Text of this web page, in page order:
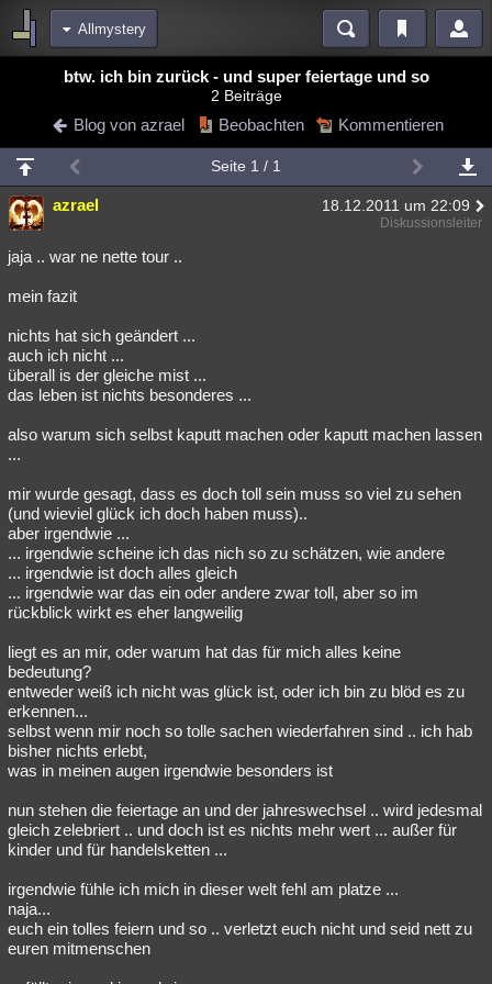
Allmystery
Bereiche
Blogs
Chat Wiki Neuigkeiten
meine Rubriken
Menschen Mystery Kriminalfälle
Spiritualität Verschwörungen
Natur
weitere Rubriken
Philosophie
Astronomie Helpdesk Gruppen
Verbesserungen Allmystery
Besucht Teilgenommen Alle Neue
Lesenswert Schlüsselwörter
btw. ich bin zurück - und super feiertage und so
2 Beiträge
Blog von azrael Beobachten Kommentieren
Seite 1 / 1
azrael 18.12.2011 um 22:09
Diskussionsleiter
jaja .. war ne nette tour ..
mein fazit
nichts hat sich geändert ...
auch ich nicht ...
überall is der gleiche mist ...
das leben ist nichts besonderes ...
also warum sich selbst kaputt machen oder kaputt machen lassen
...
mir wurde gesagt, dass es doch toll sein muss so viel zu sehen
(und wieviel glück ich doch haben muss)..
aber irgendwie ...
... irgendwie scheine ich das nich so zu schätzen, wie andere
... irgendwie ist doch alles gleich
... irgendwie war das ein oder andere zwar toll, aber so im
rückblick wirkt es eher langweilig
liegt es an mir, oder warum hat das für mich alles keine
bedeutung?
entweder weiß ich nicht was glück ist, oder ich bin zu blöd es zu
erkennen...
selbst wenn mir noch so tolle sachen wiederfahren sind .. ich hab
bisher nichts erlebt,
was in meinen augen irgendwie besonders ist
nun stehen die feiertage an und der jahreswechsel .. wird jedesmal
gleich zelebriert .. und doch ist es nichts mehr wert ... außer für
kinder und für handelsketten ...
irgendwie fühle ich mich in dieser welt fehl am platze ...
naja...
euch ein tolles feiern und so .. verletzt euch nicht und seid nett zu
euren mitmenschen